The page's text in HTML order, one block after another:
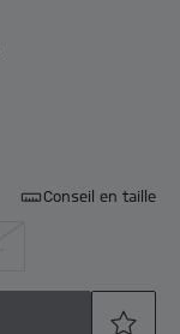
Conseil en taille